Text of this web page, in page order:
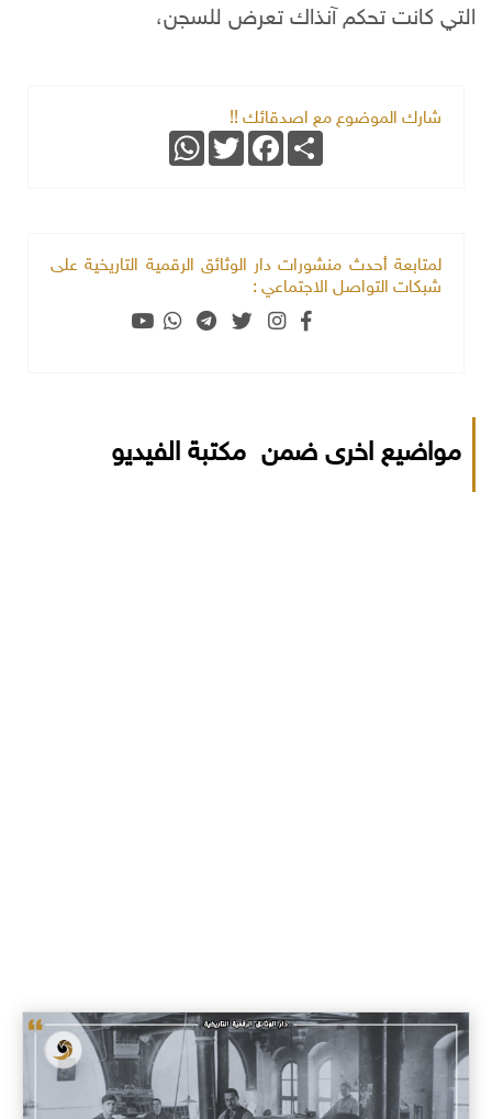
التي كانت تحكم آنذاك تعرض للسجن،
شارك الموضوع مع اصدقائك !!
Share
Facebook
Twitter
WhatsApp
لمتابعة أحدث منشورات دار الوثائق الرقمية التاريخية على
شبكات التواصل الاجتماعي :
مواضيع اخرى ضمن مكتبة الفيديو